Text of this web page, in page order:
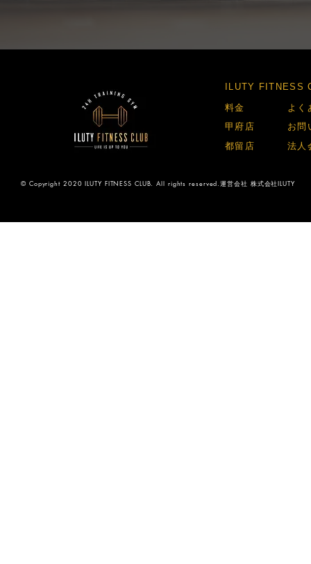
​ILUTY FITNESS
​料金​
​甲府店​
​都留店​
よく
お問
法人
© Copyright 2020 ILUTY FITNESS CLUB. All rights reserved.運営会社 株式会社ILUTY